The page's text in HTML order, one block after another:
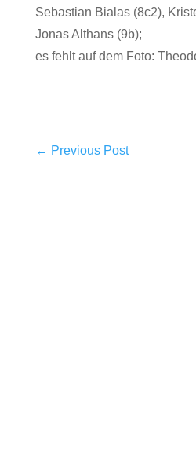
Sebastian Bialas (8c2),
Jonas Althans (9b);
es fehlt auf dem Foto:
← Previous Post